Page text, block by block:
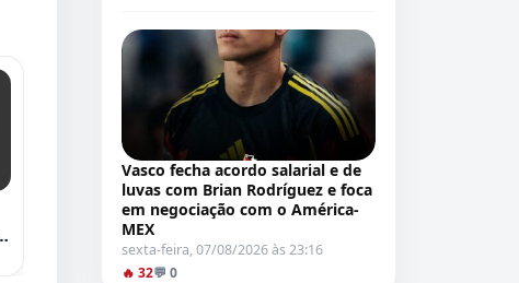
Vasco fecha acordo salarial e de
luvas com Brian Rodríguez e foca
em negociação com o América-
MEX
sexta-feira, 07/08/2026 às 23:16
🔥 32💬 0